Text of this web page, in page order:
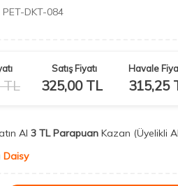
PET-DKT-084
TL
Satış Fiyatı
325,00TL
Havale
315,25
Al 3 TL Parapuan Kazan (Üyelikli
Daisy